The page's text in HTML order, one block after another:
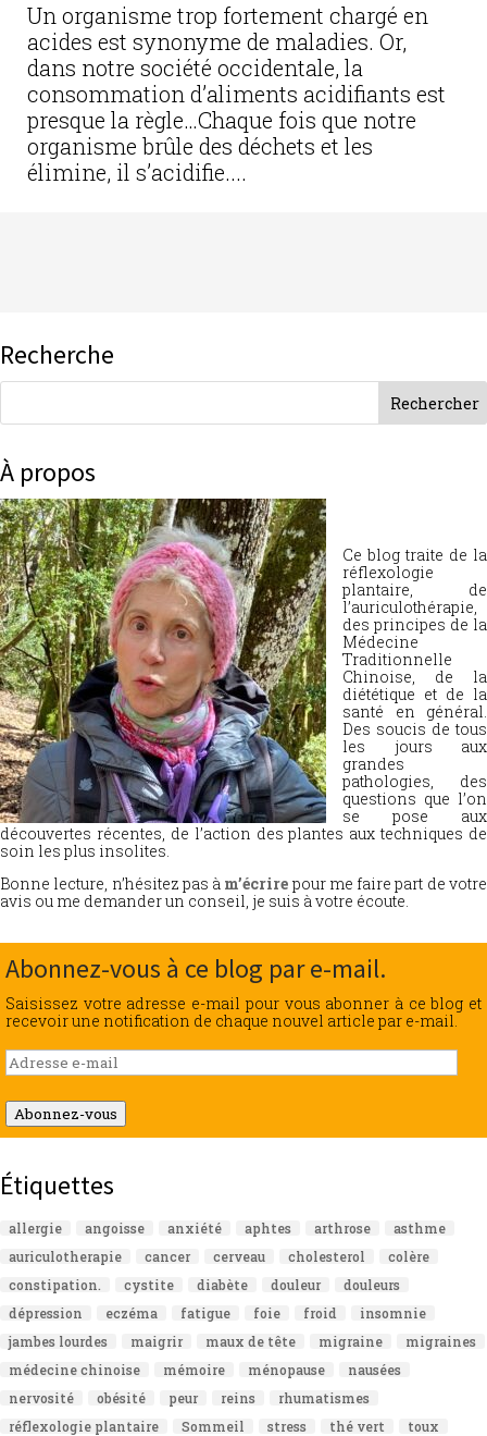
Un organisme trop fortement chargé en
acides est synonyme de maladies. Or,
dans notre société occidentale, la
consommation d’aliments acidifiants est
presque la règle…Chaque fois que notre
organisme brûle des déchets et les
élimine, il s’acidifie....
Recherche
À propos
Ce blog traite de la
réflexologie
plantaire, de
l’auriculothérapie,
des principes de la
Médecine
Traditionnelle
Chinoise, de la
diététique et de la
santé en général.
Des soucis de tous
les jours aux
grandes
pathologies, des
questions que l’on
se pose aux
découvertes récentes, de l’action des plantes aux techniques de
soin les plus insolites.
Bonne lecture, n’hésitez pas à m’écrire pour me faire part de votre
avis ou me demander un conseil, je suis à votre écoute.
Abonnez-vous à ce blog par e-mail.
Saisissez votre adresse e-mail pour vous abonner à ce blog et
recevoir une notification de chaque nouvel article par e-mail.
Adresse
e-
mail
Abonnez-vous
Étiquettes
allergie angoisse anxiété aphtes arthrose
asthme
auriculotherapie
cancer cerveau cholesterol
colère
constipation.
cystite diabète douleur
douleurs
dépression
eczéma fatigue foie froid
insomnie
jambes lourdes
maigrir maux de tête migraine
migraines
médecine chinoise
mémoire ménopause
nausées
nervosité
obésité peur reins
rhumatismes
réflexologie plantaire
Sommeil stress thé vert
toux